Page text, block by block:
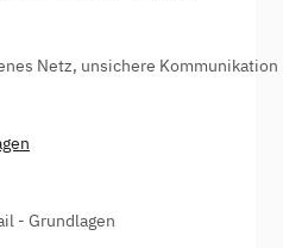
Netz, unsichere Kommunikation
- Grundlagen